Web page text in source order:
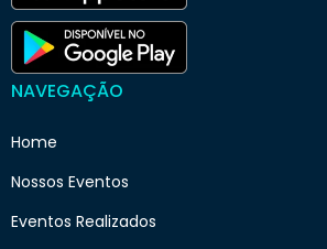
NAVEGAÇÃO
Home
Nossos Eventos
Eventos Realizados